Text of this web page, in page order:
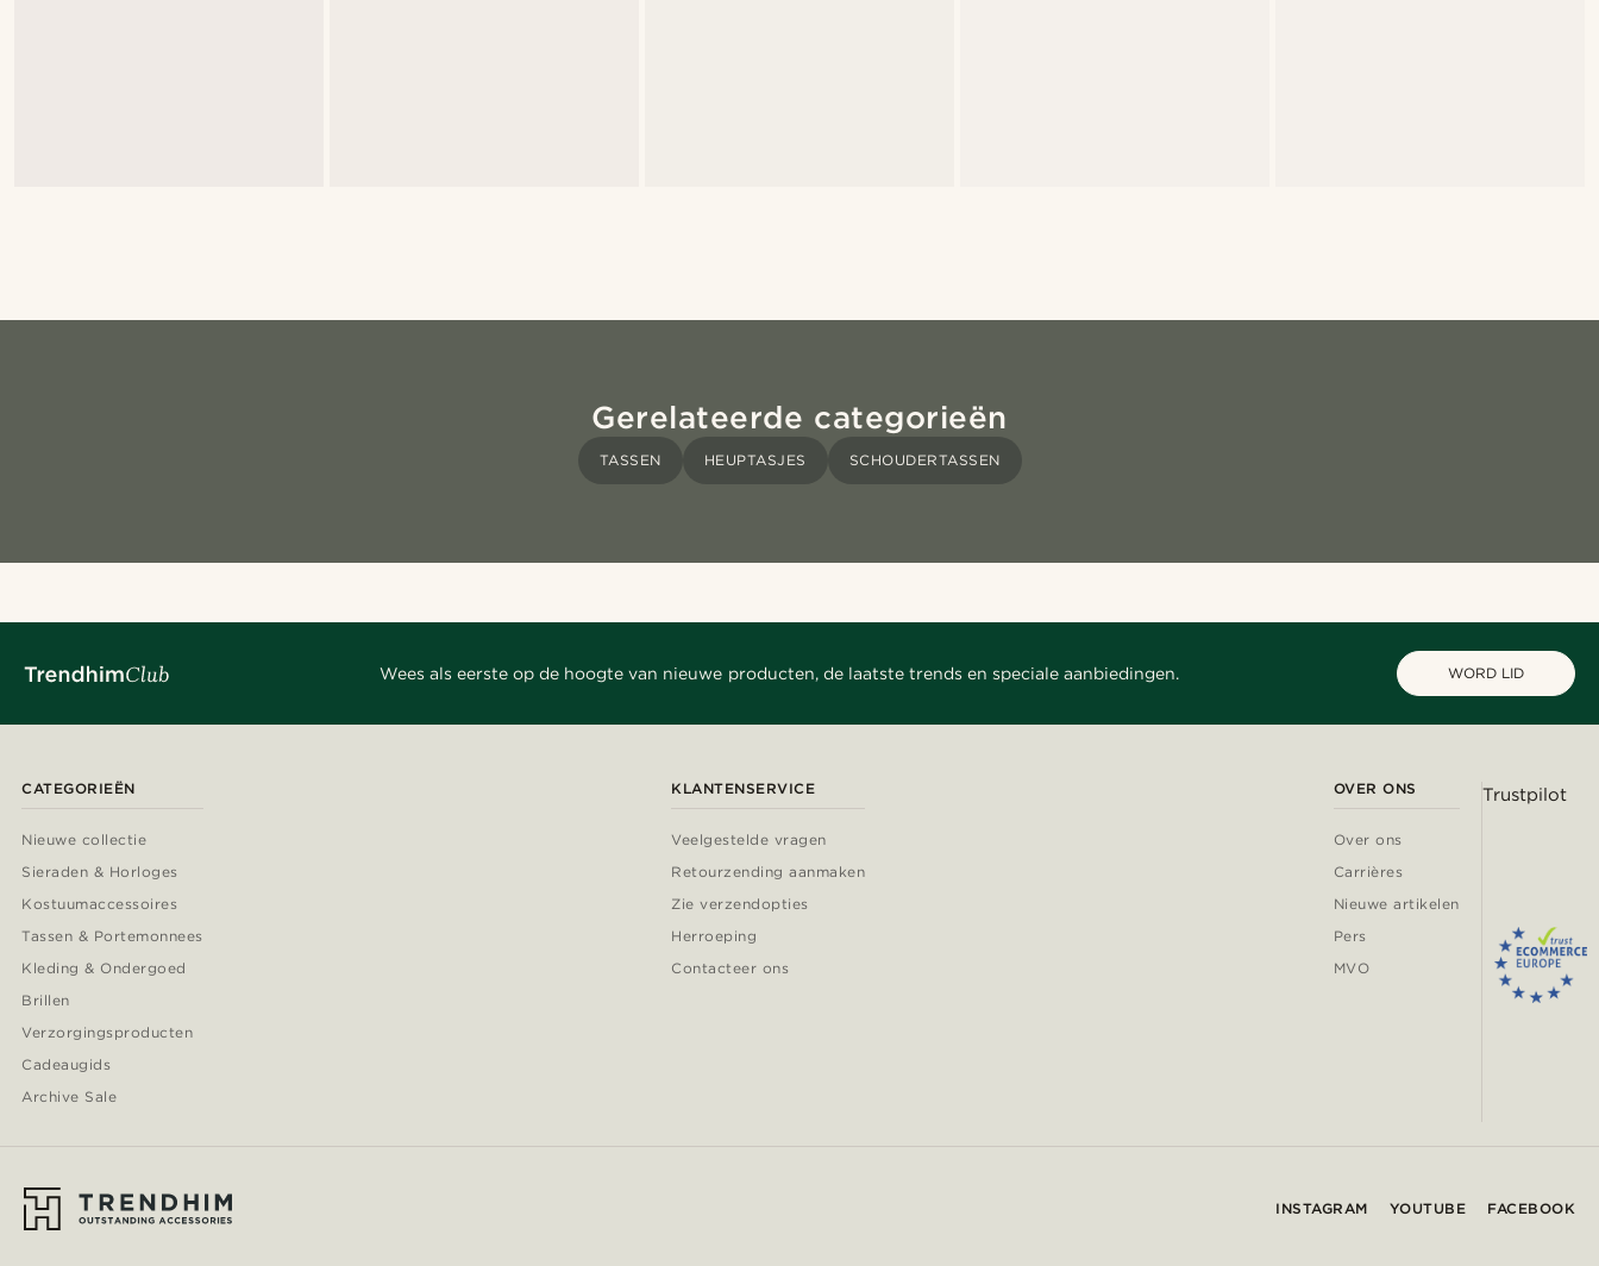
Gerelateerde categorieën
TASSEN HEUPTASJES SCHOUDERTASSEN
Wees als eerste op de hoogte van nieuwe producten, de laatste trends en speciale aanbiedingen. WORD LID
CATEGORIEËN
Nieuwe collectie
Sieraden & Horloges
Kostuumaccessoires
Tassen & Portemonnees
Kleding & Ondergoed
Brillen
Verzorgingsproducten
Cadeaugids
Archive Sale
KLANTENSERVICE
Veelgestelde vragen
Retourzending aanmaken
Zie verzendopties
Herroeping
Contacteer ons
OVER ONS
Over ons
Carrières
Nieuwe artikelen
Pers
MVO
Trustpilot
INSTAGRAM YOUTUBE FACEBOOK